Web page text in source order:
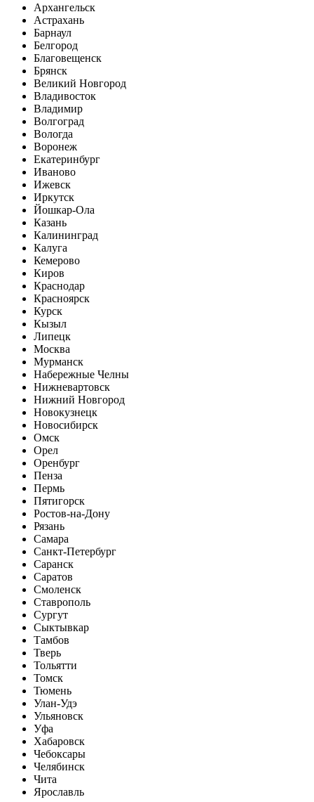
Архангельск
Астрахань
Барнаул
Белгород
Благовещенск
Брянск
Великий Новгород
Владивосток
Владимир
Волгоград
Вологда
Воронеж
Екатеринбург
Иваново
Ижевск
Иркутск
Йошкар-Ола
Казань
Калининград
Калуга
Кемерово
Киров
Краснодар
Красноярск
Курск
Кызыл
Липецк
Москва
Мурманск
Набережные Челны
Нижневартовск
Нижний Новгород
Новокузнецк
Новосибирск
Омск
Орел
Оренбург
Пенза
Пермь
Пятигорск
Ростов-на-Дону
Рязань
Самара
Санкт-Петербург
Саранск
Саратов
Смоленск
Ставрополь
Сургут
Сыктывкар
Тамбов
Тверь
Тольятти
Томск
Тюмень
Улан-Удэ
Ульяновск
Уфа
Хабаровск
Чебоксары
Челябинск
Чита
Ярославль